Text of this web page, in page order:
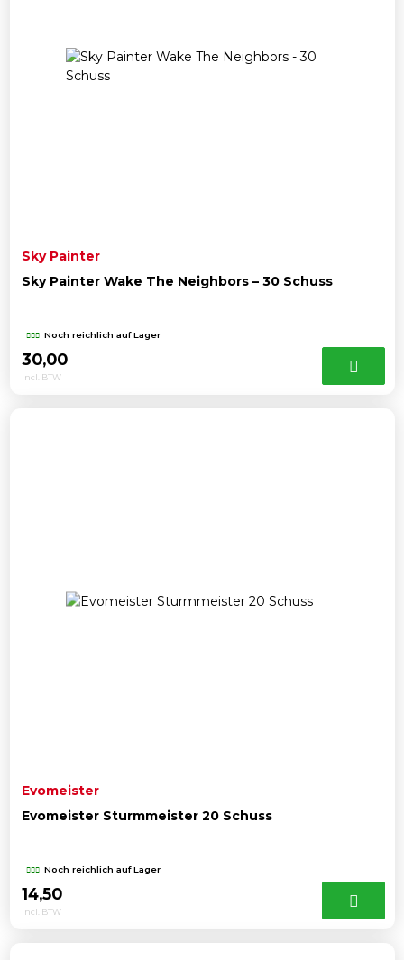
Sky Painter
Sky Painter Wake The Neighbors – 30 Schuss
Noch reichlich auf Lager
30,00
Incl. BTW
Evomeister
Evomeister Sturmmeister 20 Schuss
Noch reichlich auf Lager
14,50
Incl. BTW